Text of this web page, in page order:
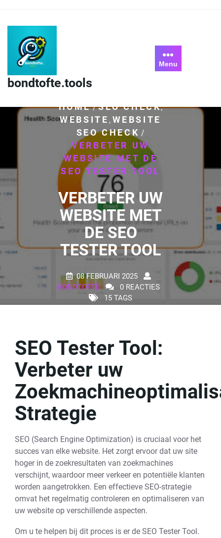
content
bondtofte.tools
Menu
HOME/SEO CHECK,
WEBSITE , WEBSITE
SEO CHECK /
VERBETER UW
WEBSITE MET DE
SEO TESTER TOOL
VERBETER UW
WEBSITE MET
DE SEO
TESTER TOOL
08 FEBRUARI 2025
BONDTOFTE
0 REACTIES
15 TAGS
SEO Tester Tool:
Verbeter uw
Strategie
SEO (Search Engine Optimization) is cruciaal voor het
succes van elke website. Het zorgt ervoor dat uw site
hoger in de zoekresultaten van zoekmachines
verschijnt, waardoor meer verkeer en potentiële klanten
worden aangetrokken. Een effectieve SEO-strategie
omvat het regelmatig controleren en optimaliseren van
uw website op verschillende aspecten.
Om u te helpen bij dit proces is er de SEO Tester Tool.